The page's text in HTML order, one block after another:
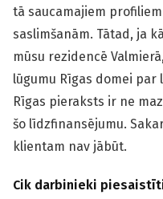
tā saucamajiem
saslimšanām. Tātad, ja
mūsu rezidencē
lūgumu Rīgas domei
Rīgas pieraksts ir ne
šo līdzfinansējumu.
klientam nav jābūt.
Cik darbinieki